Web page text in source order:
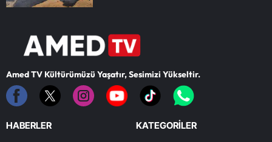
Amed TV Kültürümüzü Yaşatır, Sesimizi Yükseltir.
HABERLER KATEGORİLER